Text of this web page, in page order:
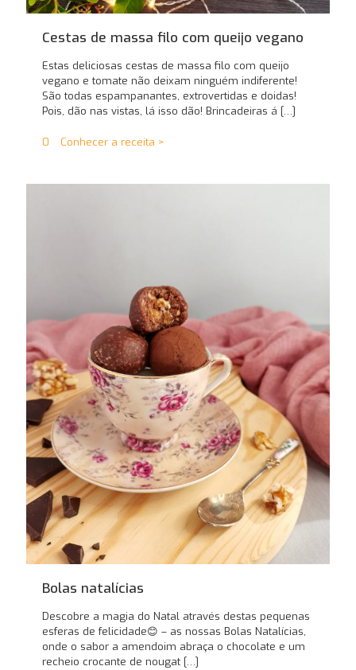
Cestas de massa filo com queijo vegano
Estas deliciosas cestas de massa filo com queijo
vegano e tomate não deixam ninguém indiferente!
São todas espampanantes, extrovertidas e doidas!
Pois, dão nas vistas, lá isso dão! Brincadeiras á […]
0 Conhecer a receita >
Bolas natalícias
Descobre a magia do Natal através destas pequenas
esferas de felicidade😊 – as nossas Bolas Natalícias,
onde o sabor a amendoim abraça o chocolate e um
recheio crocante de nougat […]